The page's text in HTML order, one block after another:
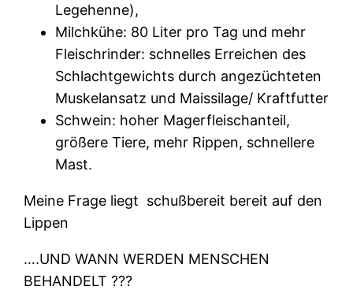
Legehenne),
Milchkühe: 80 Liter pro Tag und mehr
Fleischrinder: schnelles Erreichen des
Schlachtgewichts durch angezüchteten
Muskelansatz und Maissilage/ Kraftfutter
Schwein: hoher Magerfleischanteil,
größere Tiere, mehr Rippen, schnellere
Mast.
Meine Frage liegt schußbereit bereit auf den
Lippen
….UND WANN WERDEN MENSCHEN
BEHANDELT ???